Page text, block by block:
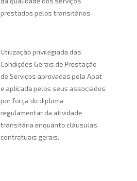
prestados pelos transitários.
Utilização privilegiada das
Condições Gerais de Prestação
de Serviços aprovadas pela Apat
e aplicada pelos seus associados
por força do diploma
regulamentar da atividade
transitária enquanto cláusulas
contratuais gerais.